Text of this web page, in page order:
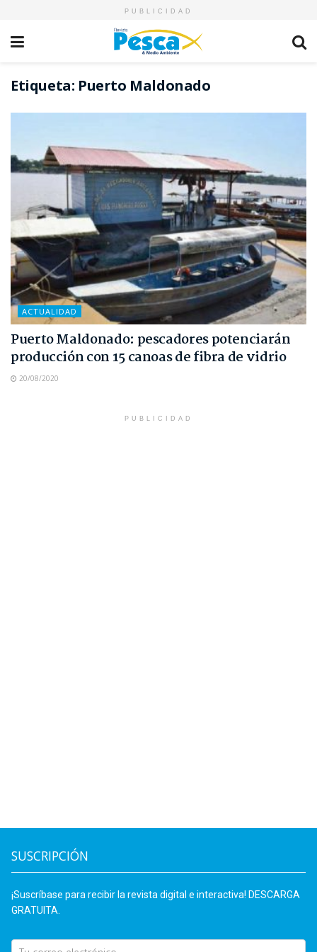
PUBLICIDAD
Etiqueta: Puerto Maldonado
ACTUALIDAD
Puerto Maldonado: pescadores potenciarán
producción con 15 canoas de fibra de vidrio
20/08/2020
PUBLICIDAD
SUSCRIPCIÓN
¡Suscríbase para recibir la revista digital e interactiva! DESCARGA
GRATUITA.